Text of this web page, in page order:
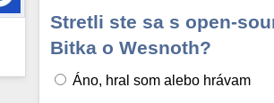
Stretli ste sa s open-
Bitka o Wesnoth?
Áno, hral som alebo hrávam